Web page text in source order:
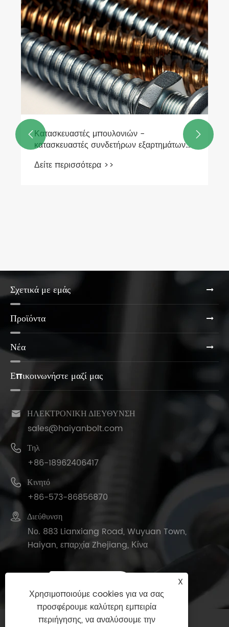
Κατασκευαστές μπουλονιών -
κατασκευαστές συνδετήρων εξαρτημάτων
μεγάλη γκάμα προϊόντων
Δείτε περισσότερα >>
 
Σχετικά με εμάς
Προϊόντα
Νέα
Επικοινωνήστε μαζί μας
 ΗΛΕΚΤΡΟΝΙΚΗ ΔΙΕΥΘΥΝΣΗ
sales@haiyanbolt.com
 Τηλ
+86-18962406417
 Κινητό
+86-573-86856870
 Διεύθυνση
Νο. 883 Lianxiang Road, Wuyuan Town,
Haiyan, επαρχία Zhejiang, Κίνα
X
Χρησιμοποιούμε cookies για να σας
προσφέρουμε καλύτερη εμπειρία
περιήγησης, να αναλύσουμε την